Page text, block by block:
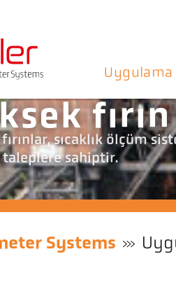
Uygulama
fırın
fırınlar, sıcaklık ölçüm
taleplere sahiptir.
Systems